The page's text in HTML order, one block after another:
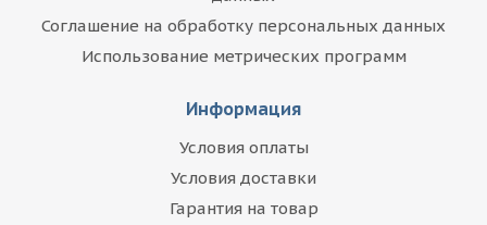
Соглашение на обработку персональных данных
Использование метрических программ
Информация
Условия оплаты
Условия доставки
Гарантия на товар